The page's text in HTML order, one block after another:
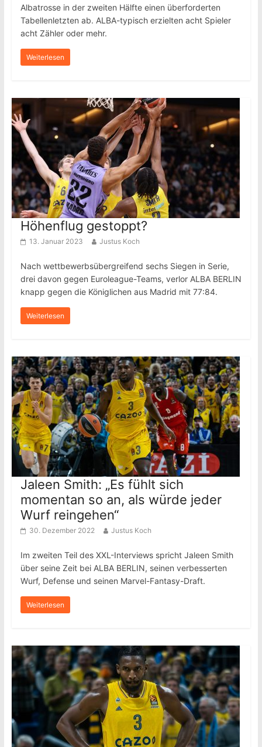
Albatrosse in der zweiten Hälfte einen überforderten
Tabellenletzten ab. ALBA-typisch erzielten acht Spieler
acht Zähler oder mehr.
Weiterlesen
Höhenflug gestoppt?
13. Januar 2023 Justus Koch
Nach wettbewerbsübergreifend sechs Siegen in Serie,
drei davon gegen Euroleague-Teams, verlor ALBA BERLIN
knapp gegen die Königlichen aus Madrid mit 77:84.
Weiterlesen
Jaleen Smith: „Es fühlt sich
momentan so an, als würde jeder
Wurf reingehen“
30. Dezember 2022 Justus Koch
Im zweiten Teil des XXL-Interviews spricht Jaleen Smith
über seine Zeit bei ALBA BERLIN, seinen verbesserten
Wurf, Defense und seinen Marvel-Fantasy-Draft.
Weiterlesen